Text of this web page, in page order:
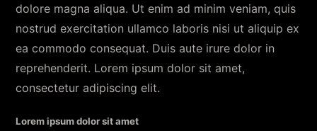
dolore magna aliqua. Ut enim ad minim veniam, quis
nostrud exercitation ullamco laboris nisi ut aliquip ex
ea commodo consequat. Duis aute irure dolor in
reprehenderit. Lorem ipsum dolor sit amet,
consectetur adipiscing elit.
Lorem ipsum dolor sit amet